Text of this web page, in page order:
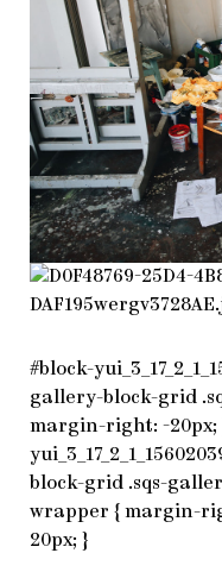
#block-
gallery-block-grid
margin-right: -20px;
block-grid .sqs-
wrapper { margin-
20px; }